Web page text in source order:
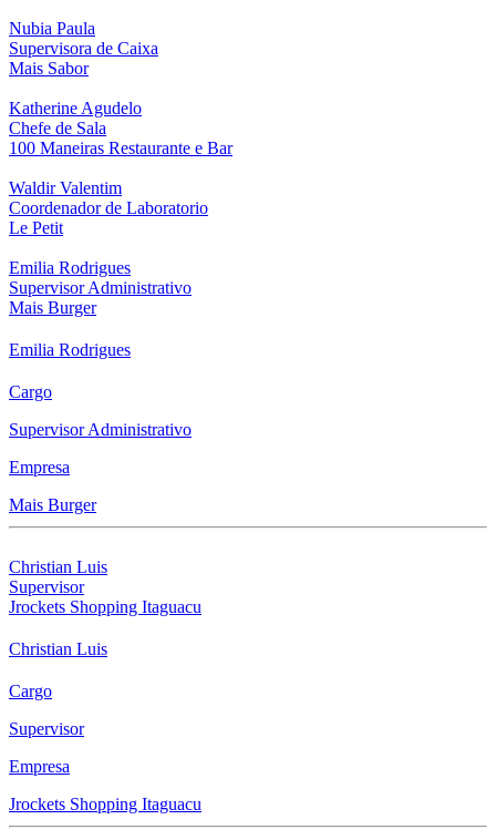
Nubia Paula
Supervisora de Caixa
Mais Sabor
Katherine Agudelo
Chefe de Sala
100 Maneiras Restaurante e Bar
Waldir Valentim
Coordenador de Laboratorio
Le Petit
Emilia Rodrigues
Supervisor Administrativo
Mais Burger
Emilia Rodrigues
Cargo
Supervisor Administrativo
Empresa
Mais Burger
Christian Luis
Supervisor
Jrockets Shopping Itaguacu
Christian Luis
Cargo
Supervisor
Empresa
Jrockets Shopping Itaguacu